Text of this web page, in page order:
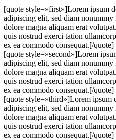
[quote style=»first»]Lorem ipsum
adipiscing elit, sed diam
dolore magna aliquam erat
quis nostrud exerci tation
ex ea commodo consequat.[/quote]
[quote style=»second»]Lorem
adipiscing elit, sed diam
dolore magna aliquam erat
quis nostrud exerci tation
ex ea commodo consequat.[/quote]
[quote style=»third»]Lorem ipsum
adipiscing elit, sed diam
dolore magna aliquam erat
quis nostrud exerci tation
ex ea commodo consequat.[/quote]